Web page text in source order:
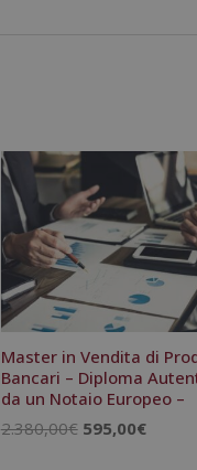
Master in Vendita di
Bancari – Diploma
da un Notaio Europeo –
2.380,00€ Il
595,00€Il